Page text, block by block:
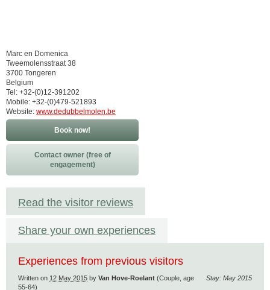
Marc en Domenica
Tweemolensstraat 38
3700 Tongeren
Belgium
Tel: +32-(0)12-391202
Mobile: +32-(0)479-521893
Website: www.dedubbelmolen.be
Book now!
Contact owner (free of
engagement)
Read the visitor reviews
Share your own experiences
Experiences from previous visitors
Stay: May 2015
Written on 12 May 2015 by Van Hove-Roelant (Couple, age
55-64)